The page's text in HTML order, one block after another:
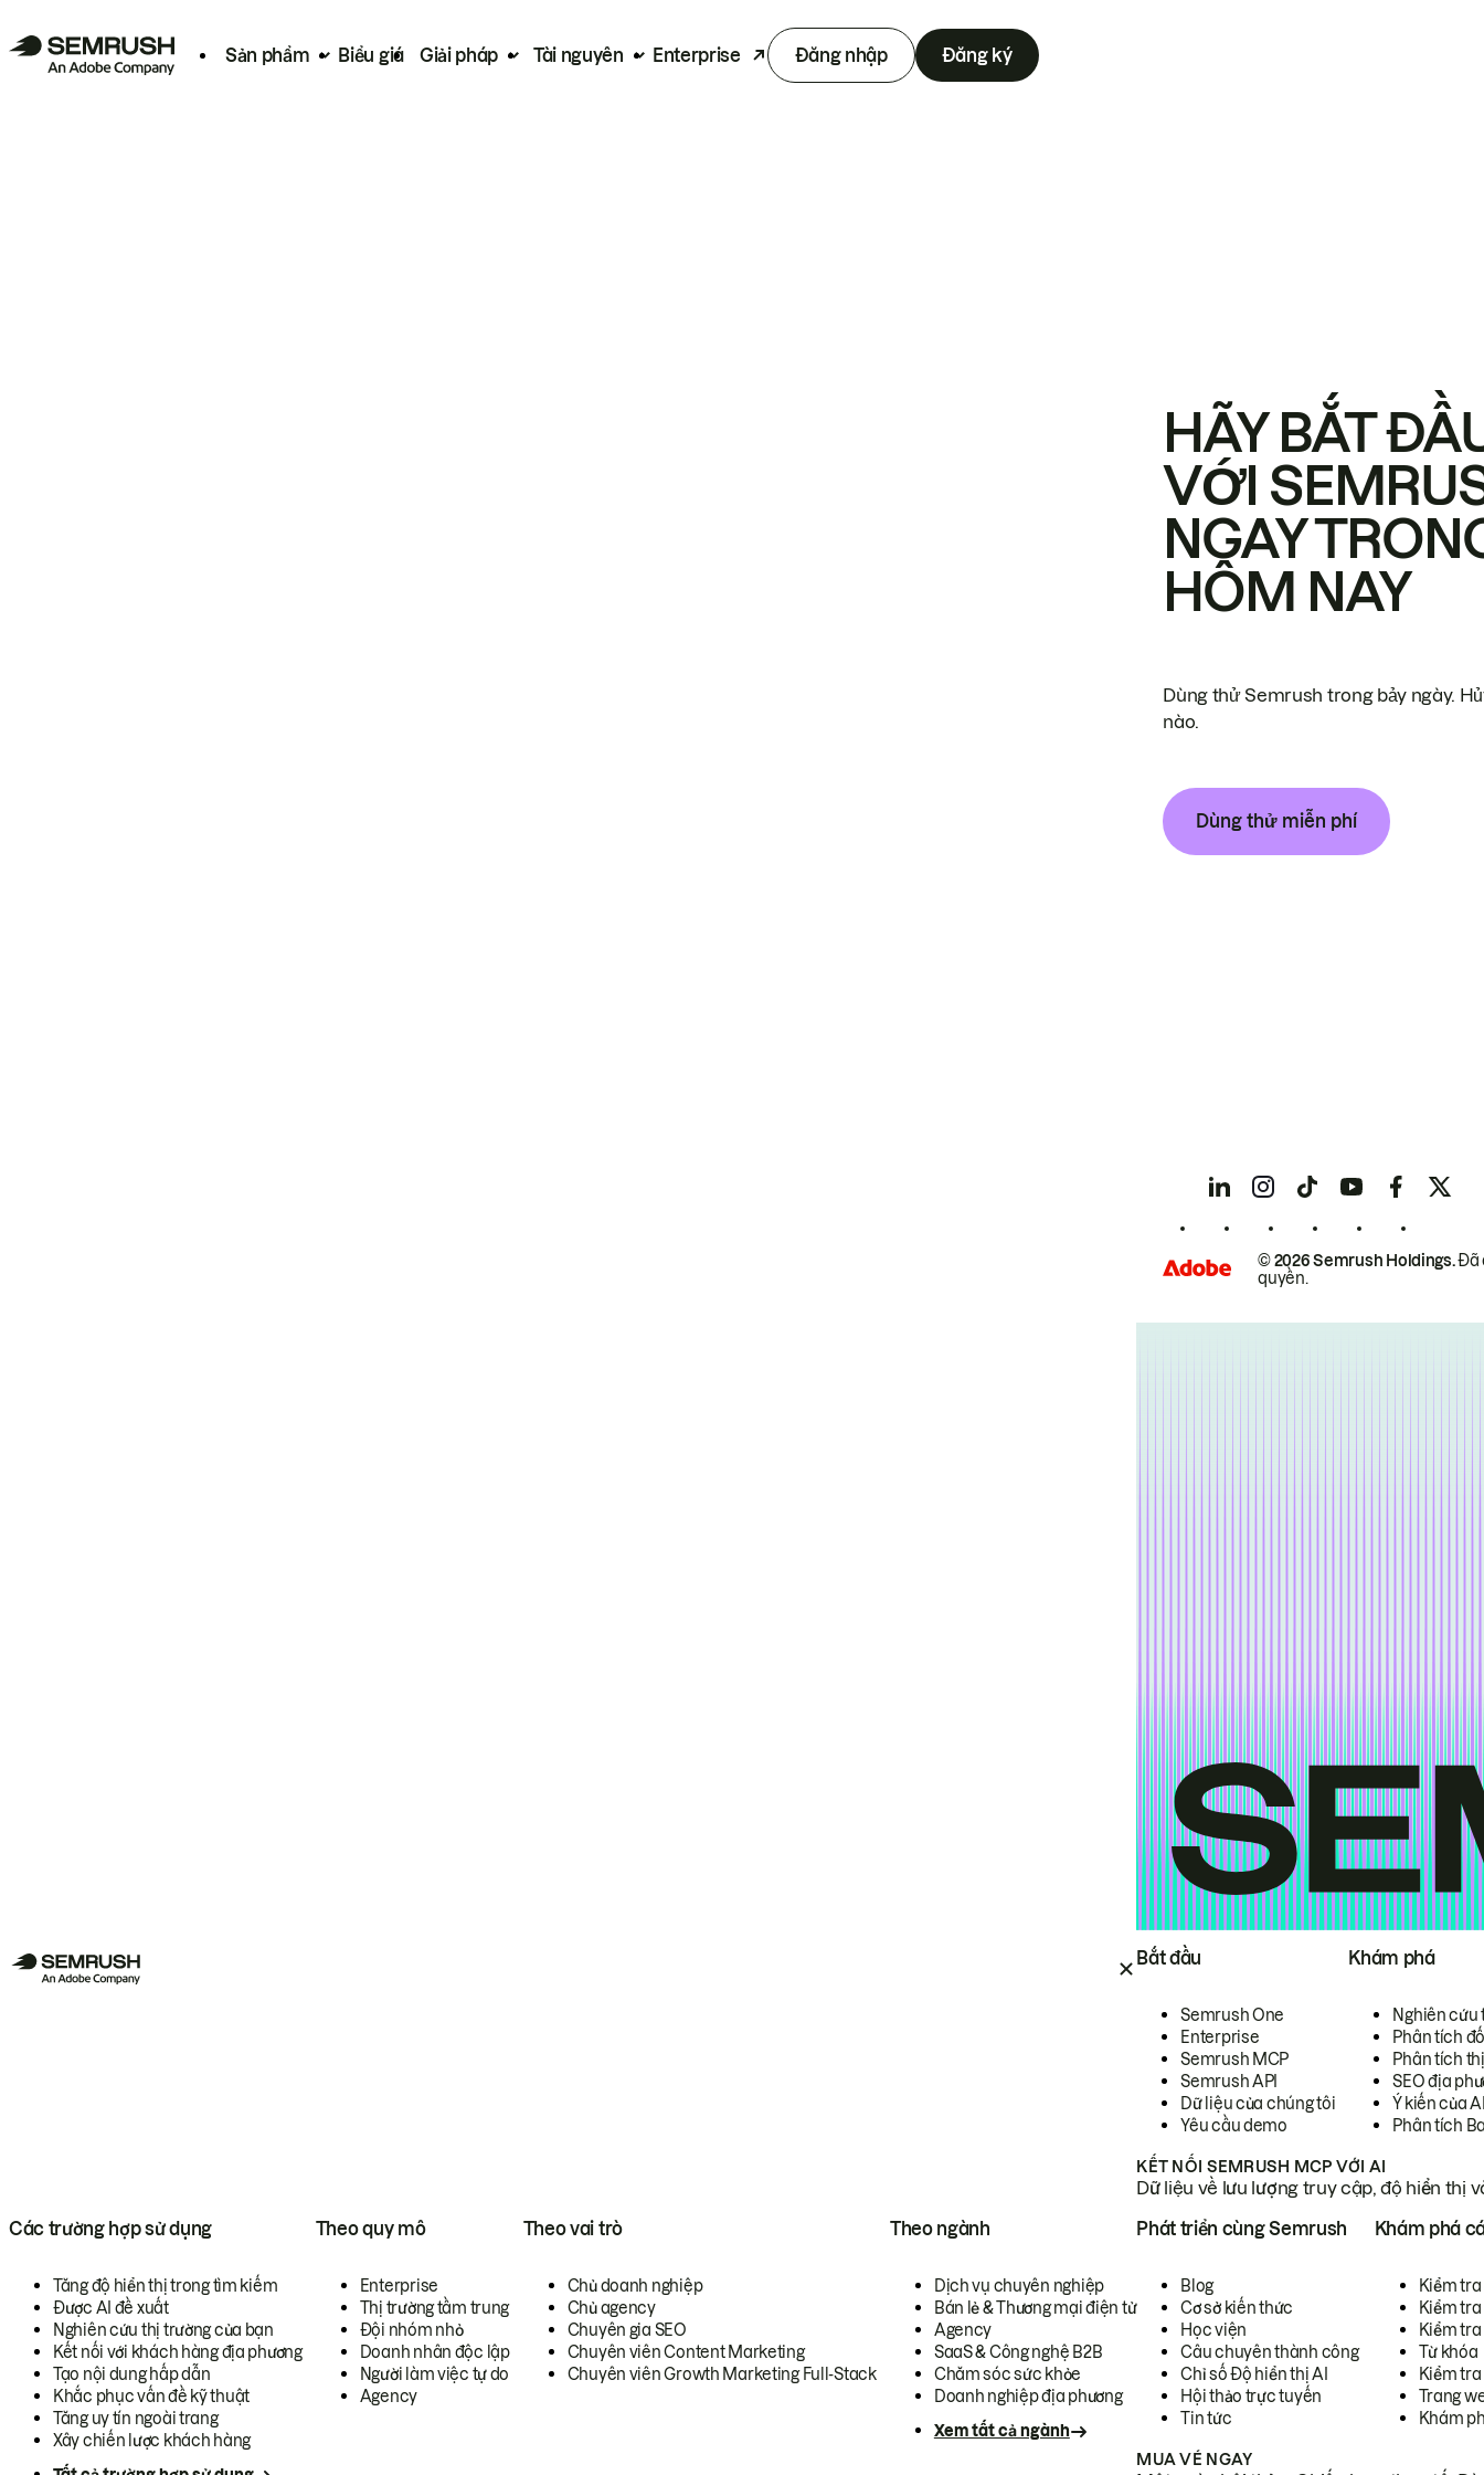
Sản phẩm Biểu giá Giải pháp Tài nguyên Enterprise Đăng nhập Đăng ký
Bắt đầu
Semrush One
Enterprise
Semrush MCP
Semrush API
Dữ liệu của chúng tôi
Yêu cầu demo
Khám phá
Nghiên cứu
Phân tích
Phân tích
SEO địa
Ý kiến của
Phân tích
KẾT NỐI SEMRUSH MCP VỚI AI
Dữ liệu về lưu lượng truy cập, độ hiển thị
Các trường hợp sử dụng
Tăng độ hiển thị trong tìm kiếm
Được AI đề xuất
Nghiên cứu thị trường của bạn
Kết nối với khách hàng địa phương
Tạo nội dung hấp dẫn
Khắc phục vấn đề kỹ thuật
Tăng uy tín ngoài trang
Xây chiến lược khách hàng
Theo quy mô
Enterprise
Thị trường tầm trung
Đội nhóm nhỏ
Doanh nhân độc lập
Người làm việc tự do
Agency
Theo vai trò
Chủ doanh nghiệp
Chủ agency
Chuyên gia SEO
Chuyên viên Content Marketing
Chuyên viên Growth Marketing Full-Stack
Theo ngành
Dịch vụ chuyên nghiệp
Bán lẻ & Thương mại điện tử
Agency
SaaS & Công nghệ B2B
Chăm sóc sức khỏe
Doanh nghiệp địa phương
Xem tất cả ngành
Phát triển cùng Semrush
Blog
Cơ sở kiến thức
Học viện
Câu chuyên thành công
Chỉ số Độ hiển thị AI
Hội thảo trực tuyến
Tin tức
Khám phá
Kiểm
Kiểm tra
Kiểm
Từ khóa
Kiểm
Trang
Khám
MUA VÉ NGAY
HÃY BẮT
VỚI
NGAY
HÔM NAY
Dùng thử Semrush trong bảy ngày.
nào.
Dùng thử miễn phí
© 2026 Semrush Holdings.Đã
quyền.